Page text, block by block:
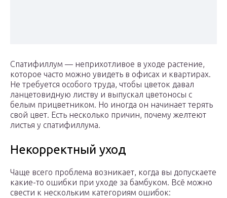
Спатифиллум — неприхотливое в уходе растение,
которое часто можно увидеть в офисах и квартирах.
Не требуется особого труда, чтобы цветок давал
ланцетовидную листву и выпускал цветоносы с
белым прицветником. Но иногда он начинает терять
свой цвет. Есть несколько причин, почему желтеют
листья у спатифиллума.
Некорректный уход
Чаще всего проблема возникает, когда вы допускаете
какие-то ошибки при уходе за бамбуком. Всё можно
свести к нескольким категориям ошибок: